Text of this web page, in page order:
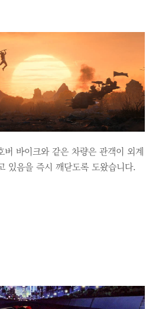
바이크와 같은 차량은 관객이 외계
있음을 즉시 깨닫도록 도왔습니다.